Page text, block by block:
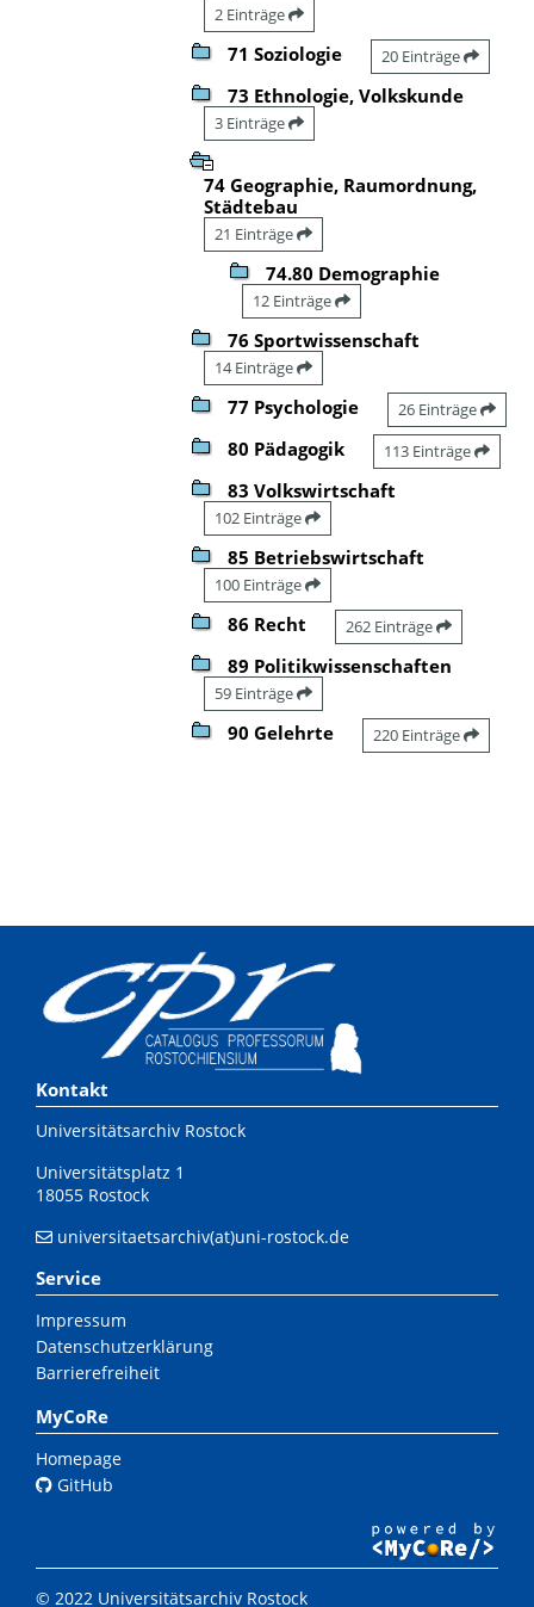
2 Einträge
71 Soziologie 20 Einträge
73 Ethnologie, Volkskunde
3 Einträge
74 Geographie, Raumordnung,
Städtebau
21 Einträge
74.80 Demographie
12 Einträge
76 Sportwissenschaft
14 Einträge
77 Psychologie 26 Einträge
80 Pädagogik 113 Einträge
83 Volkswirtschaft
102 Einträge
85 Betriebswirtschaft
100 Einträge
86 Recht 262 Einträge
89 Politikwissenschaften
59 Einträge
90 Gelehrte 220 Einträge
Kontakt
Universitätsarchiv Rostock
Universitätsplatz 1
18055 Rostock
universitaetsarchiv(at)uni-rostock.de
Service
Impressum
Datenschutzerklärung
Barrierefreiheit
MyCoRe
Homepage
GitHub
© 2022 Universitätsarchiv Rostock